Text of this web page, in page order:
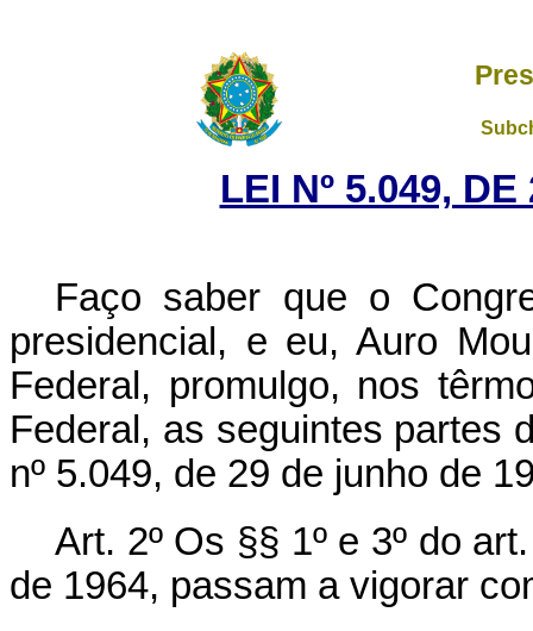
LEI Nº 5.049,
Faço saber que o
presidencial, e eu, Auro
Federal, promulgo, nos
Federal, as seguintes partes
nº 5.049, de 29 de junho de
Art. 2º Os §§ 1º e 3º do
de 1964, passam a vigorar